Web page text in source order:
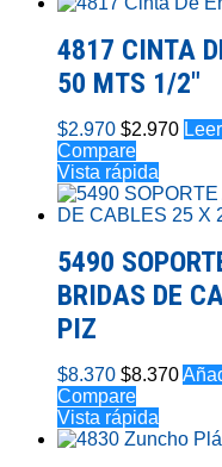
4817 CINTA
50 MTS 1/2″
$2.970 $2.970
Compare
Vista rápida
5490
BRIDAS DE
PIZ
$8.370 $8.370
Compare
Vista rápida